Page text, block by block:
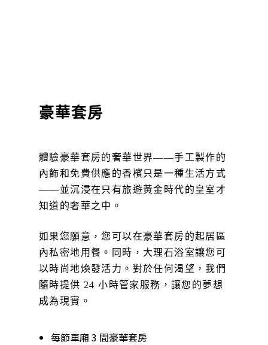
豪華套房
體驗豪華套房的奢華世界——手工製作的
內飾和免費供應的香檳只是一種生活方式
——並沉浸在只有旅遊黃金時代的皇室才
知道的奢華之中。
如果您願意，您可以在豪華套房的起居區
內私密地用餐。同時，大理石浴室讓您可
以時尚地煥發活力。對於任何渴望，我們
隨時提供 24 小時管家服務，讓您的夢想
成為現實。
每節車廂 3 間豪華套房